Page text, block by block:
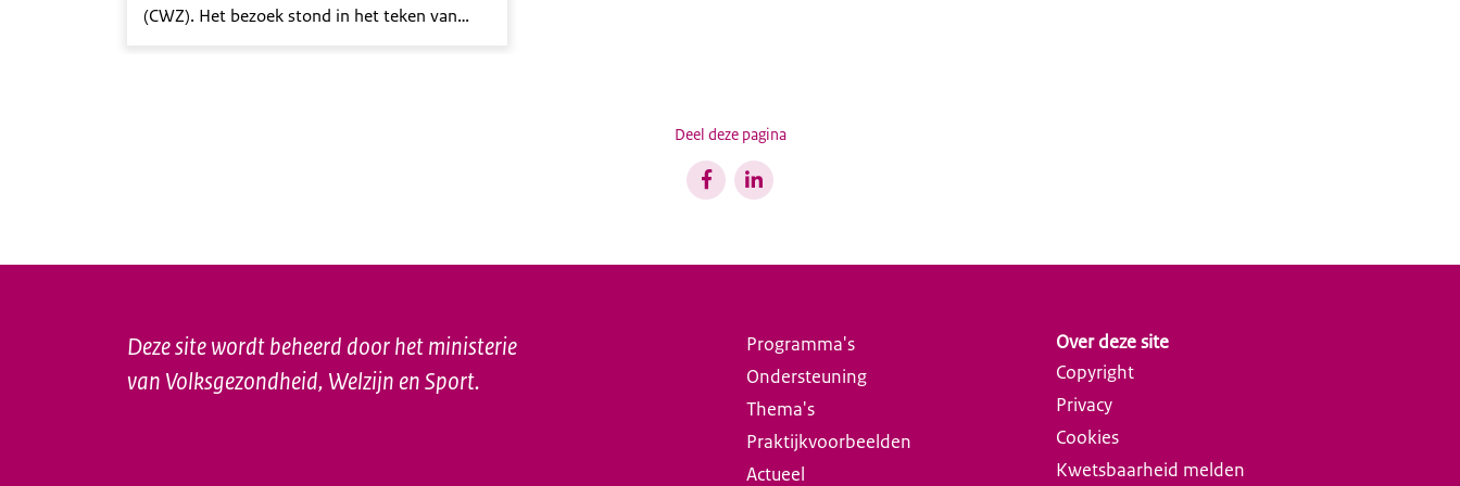
(CWZ). Het bezoek stond in het teken van
Deel deze pagina
Deze site wordt beheerd door het ministerie
van Volksgezondheid, Welzijn en Sport.
Programma's
Ondersteuning
Thema's
Praktijkvoorbeelden
Actueel
Over deze site
Copyright
Privacy
Cookies
Kwetsbaarheid melden